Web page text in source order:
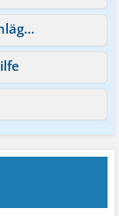
Ich bin zu eifersüchtig ! Brauche Ratschläge - -